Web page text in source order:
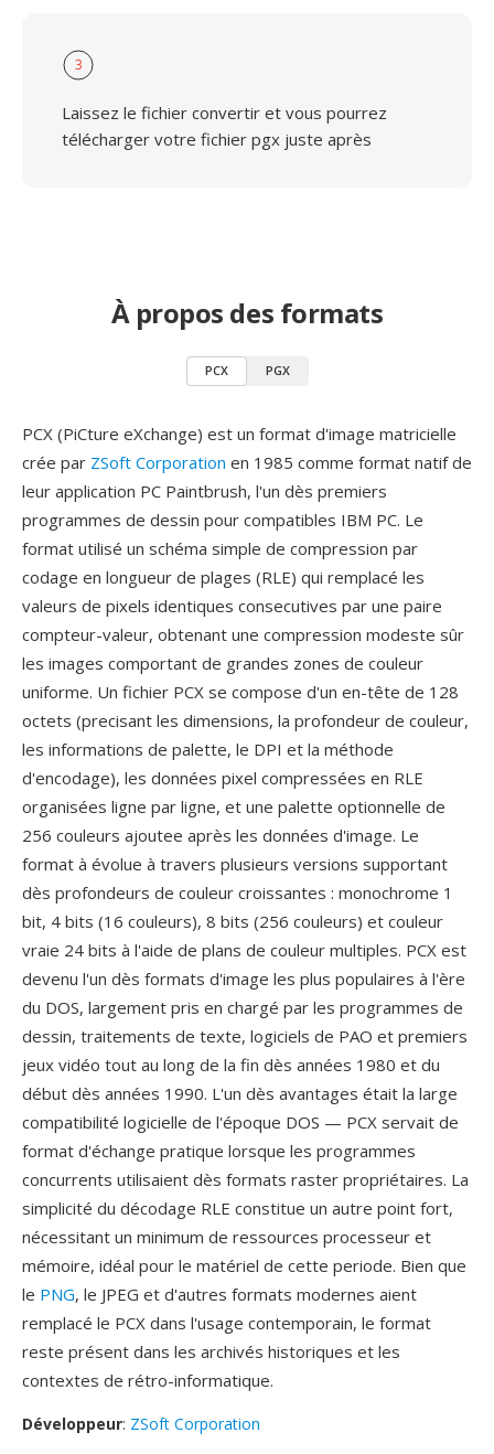
3
Laissez le fichier convertir et vous pourrez
télécharger votre fichier pgx juste après
À propos des formats
PCX PGX
PCX (PiCture eXchange) est un format d'image matricielle
crée par ZSoft Corporation en 1985 comme format natif de
leur application PC Paintbrush, l'un dès premiers
programmes de dessin pour compatibles IBM PC. Le
format utilisé un schéma simple de compression par
codage en longueur de plages (RLE) qui remplacé les
valeurs de pixels identiques consecutives par une paire
compteur-valeur, obtenant une compression modeste sûr
les images comportant de grandes zones de couleur
uniforme. Un fichier PCX se compose d'un en-tête de 128
octets (precisant les dimensions, la profondeur de couleur,
les informations de palette, le DPI et la méthode
d'encodage), les données pixel compressées en RLE
organisées ligne par ligne, et une palette optionnelle de
256 couleurs ajoutee après les données d'image. Le
format à évolue à travers plusieurs versions supportant
dès profondeurs de couleur croissantes : monochrome 1
bit, 4 bits (16 couleurs), 8 bits (256 couleurs) et couleur
vraie 24 bits à l'aide de plans de couleur multiples. PCX est
devenu l'un dès formats d'image les plus populaires à l'ère
du DOS, largement pris en chargé par les programmes de
dessin, traitements de texte, logiciels de PAO et premiers
jeux vidéo tout au long de la fin dès années 1980 et du
début dès années 1990. L'un dès avantages était la large
compatibilité logicielle de l'époque DOS — PCX servait de
format d'échange pratique lorsque les programmes
concurrents utilisaient dès formats raster propriétaires. La
simplicité du décodage RLE constitue un autre point fort,
nécessitant un minimum de ressources processeur et
mémoire, idéal pour le matériel de cette periode. Bien que
le PNG, le JPEG et d'autres formats modernes aient
remplacé le PCX dans l'usage contemporain, le format
reste présent dans les archivés historiques et les
contextes de rétro-informatique.
Développeur: ZSoft Corporation